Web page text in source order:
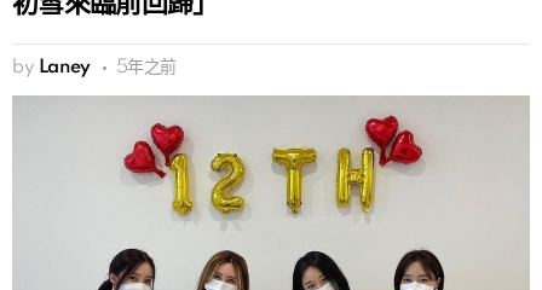
by Laney 5年之前